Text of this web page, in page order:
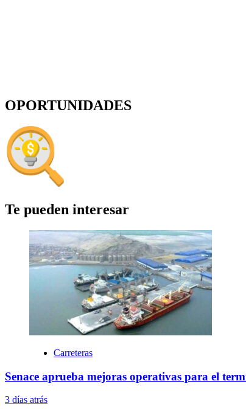
OPORTUNIDADES
Te pueden interesar
Carreteras
Senace aprueba mejoras operativas para el
3 días atrás